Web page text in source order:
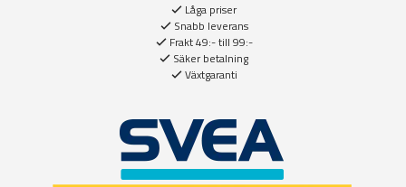
Låga priser
Snabb leverans
Frakt 49:- till 99:-
Säker betalning
Växtgaranti